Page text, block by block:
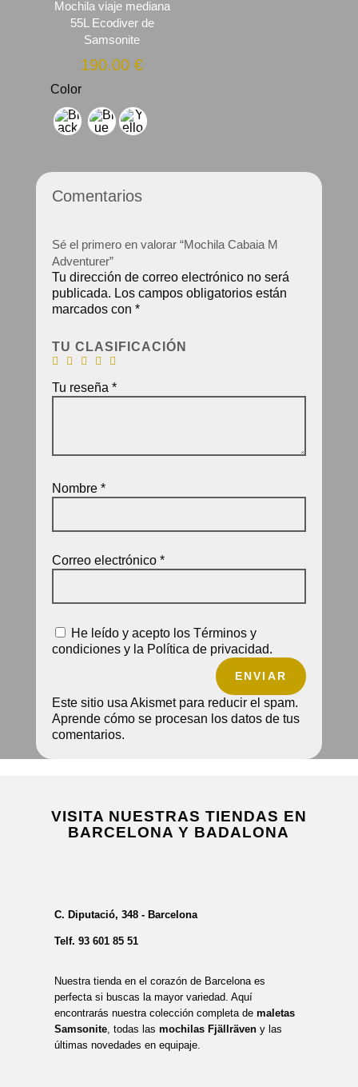
Mochila viaje mediana
55L Ecodiver de
Samsonite
190.00€
Color
Comentarios
Sé el primero en valorar “Mochila Cabaia M
Adventurer”
Tu dirección de correo electrónico no será
publicada. Los campos obligatorios están
marcados con *
TU CLASIFICACIÓN
Tu reseña *
Nombre *
Correo electrónico *
He leído y acepto los Términos y
condiciones y la Política de privacidad.
ENVIAR
Este sitio usa Akismet para reducir el spam.
Aprende cómo se procesan los datos de tus
comentarios.
VISITA NUESTRAS TIENDAS EN
BARCELONA Y BADALONA
C. Diputació, 348 - Barcelona
Telf. 93 601 85 51
Nuestra tienda en el corazón de Barcelona es
perfecta si buscas la mayor variedad. Aquí
encontrarás nuestra colección completa de maletas
Samsonite, todas las mochilas Fjällräveny las
últimas novedades en equipaje.